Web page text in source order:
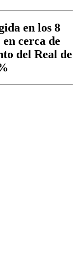
en los 8
cerca de
del Real de